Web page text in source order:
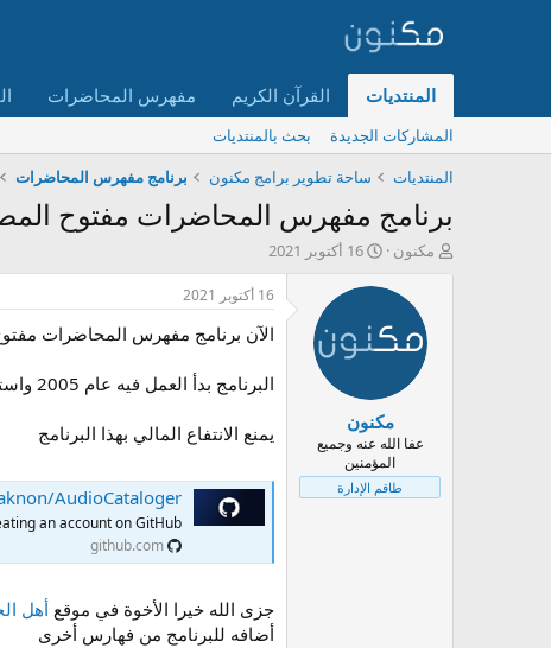
المنتديات القرآن الكريم مفهرس المحاضرات
المشاركات الجديدة
بحث بالمنتديات
المنتديات
ساحة تطوير برامج مكنون برنامج مفهرس المحاضرات
برنامج مفهرس المحاضرات مفتوح
بمكنون
ت
ر
خ
ا
ب
د
ء
16 أكتوبر 2021
مكنون
عفا الله عنه وجميع
المؤمنين
طاقم الإدارة
16 أكتوبر 2021
الآن برنامج مفهرس المحاضرات
البرنامج بدأ العمل فيه عام 2005 واستمر إلى اليوم وهو الآن متاح للجميع
يمنع الانتفاع المالي بهذا البرنامج
AudioCataloger
an account on GitHub.
github.com
جزى الله خيرا الأخوة في موقع أهل
أضافه للبرنامج من فهارس أخرى